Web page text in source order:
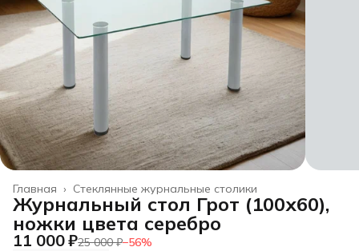
Стеклянные журнальные столики
Главная ›
Журнальный стол Грот (100х60),
ножки цвета серебро
11 000 ₽25 000 ₽−56%